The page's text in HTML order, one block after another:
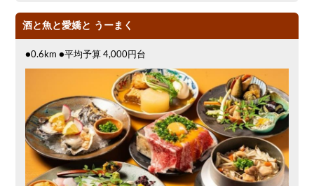
酒と魚と愛嬌と うーまく
●0.6km ●平均予算 4,000円台